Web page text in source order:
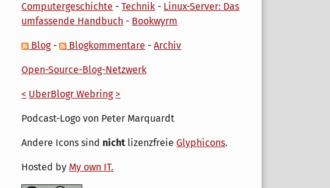
Computergeschichte -Technik - Linux-Server: Das
umfassende Handbuch - Bookwyrm
Blog- Blogkommentare -Archiv
Open-Source-Blog-Netzwerk
< UberBlogr Webring >
Podcast-Logo von Peter Marquardt
Andere Icons sind nicht lizenzfreieGlyphicons.
Hosted by My own IT.